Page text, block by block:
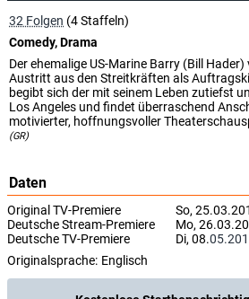
32 Folgen (4 Staffeln)
Comedy, Drama
Der ehemalige US-Marine Barry (Bill
Austritt aus den Streitkräften als
begibt sich der mit seinem Leben zutiefst
Los Angeles und findet überraschend
motivierter, hoffnungsvoller
(GR)
Daten
Original TV-Premiere
So,
Deutsche Stream-Premiere
Mo,
Deutsche TV-Premiere
Di, 08.
Originalsprache: Englisch